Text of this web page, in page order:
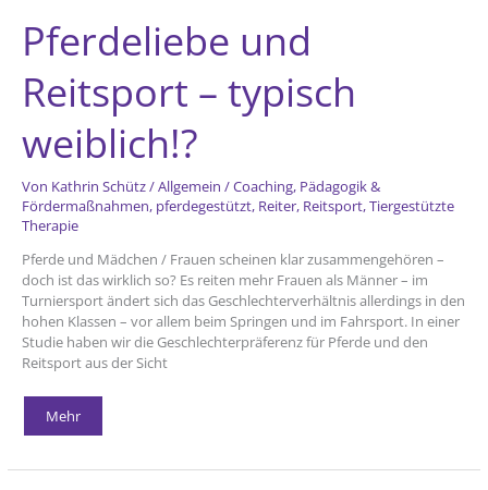
Pferdeliebe und
Reitsport – typisch
weiblich!?
Von Kathrin Schütz/Allgemein /Coaching, Pädagogik &
Fördermaßnahmen, pferdegestützt, Reiter, Reitsport,Tiergestützte
Therapie
Pferde und Mädchen / Frauen scheinen klar zusammengehören –
doch ist das wirklich so? Es reiten mehr Frauen als Männer – im
Turniersport ändert sich das Geschlechterverhältnis allerdings in den
hohen Klassen – vor allem beim Springen und im Fahrsport. In einer
Studie haben wir die Geschlechterpräferenz für Pferde und den
Reitsport aus der Sicht
Pferdeliebe
und
Reitsport
typisch
Mehr